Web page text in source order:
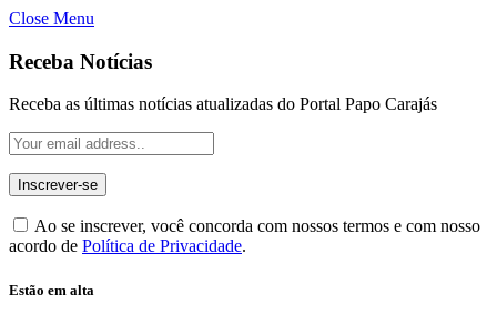
Close Menu
Receba Notícias
Receba as últimas notícias atualizadas do Portal Papo Carajás
Ao se inscrever, você concorda com nossos termos e com nosso
acordo de Política de Privacidade.
Estão em alta